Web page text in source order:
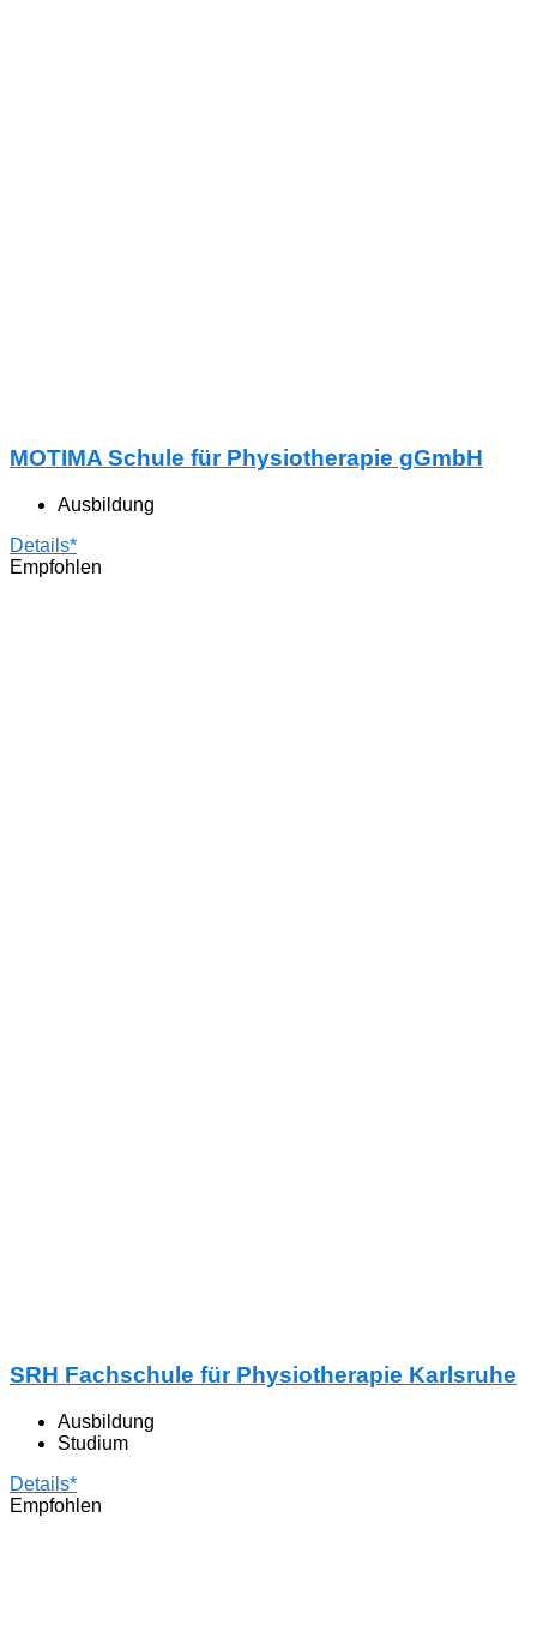
MOTIMA Schule für Physiotherapie gGmbH
Ausbildung
Details*
Empfohlen
SRH Fachschule für Physiotherapie Karlsruhe
Ausbildung
Studium
Details*
Empfohlen